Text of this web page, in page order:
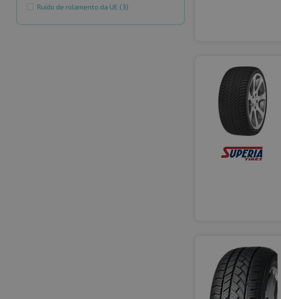
Ruído de rolamento da UE (3)